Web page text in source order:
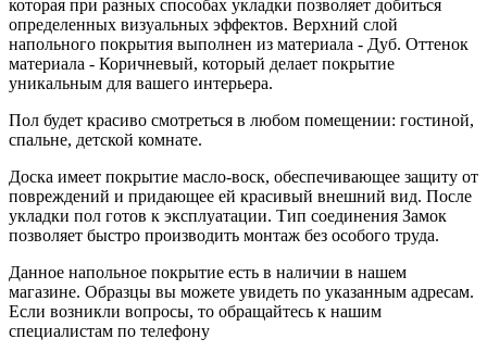
которая при разных способах укладки позволяет добиться
определенных визуальных эффектов. Верхний слой
напольного покрытия выполнен из материала - Дуб. Оттенок
материала - Коричневый, который делает покрытие
уникальным для вашего интерьера.
Пол будет красиво смотреться в любом помещении: гостиной,
спальне, детской комнате.
Доска имеет покрытие масло-воск, обеспечивающее защиту от
повреждений и придающее ей красивый внешний вид. После
укладки пол готов к эксплуатации. Тип соединения Замок
позволяет быстро производить монтаж без особого труда.
Данное напольное покрытие есть в наличии в нашем
магазине. Образцы вы можете увидеть по указанным адресам.
Если возникли вопросы, то обращайтесь к нашим
специалистам по телефону